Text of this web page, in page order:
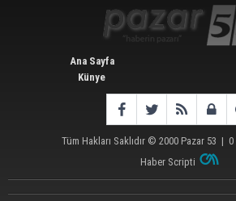
Ana Sayfa
Künye
Tüm Hakları Saklıdır © 2000 Pazar 53 | 0
Haber Scripti